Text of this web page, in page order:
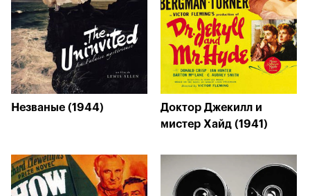
Незваные (1944)
Доктор Джекилл и
мистер Хайд (1941)